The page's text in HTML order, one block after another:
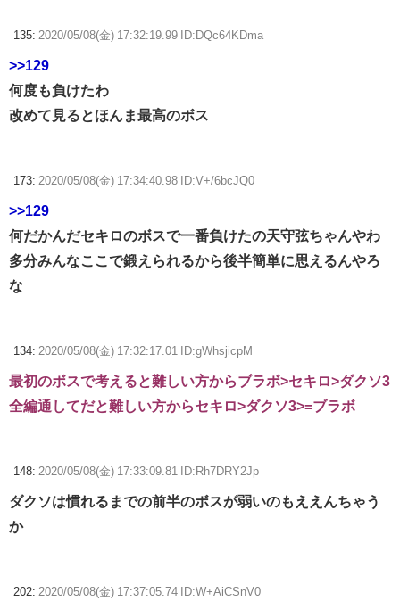
135: 2020/05/08(金) 17:32:19.99 ID:DQc64KDma
>>129
何度も負けたわ
改めて見るとほんま最高のボス
173: 2020/05/08(金) 17:34:40.98 ID:V+/6bcJQ0
>>129
何だかんだセキロのボスで一番負けたの天守弦ちゃんやわ
多分みんなここで鍛えられるから後半簡単に思えるんやろ
な
134: 2020/05/08(金) 17:32:17.01 ID:gWhsjicpM
最初のボスで考えると難しい方からブラボ>セキロ>ダクソ3
全編通してだと難しい方からセキロ>ダクソ3>=ブラボ
148: 2020/05/08(金) 17:33:09.81 ID:Rh7DRY2Jp
ダクソは慣れるまでの前半のボスが弱いのもええんちゃう
か
202: 2020/05/08(金) 17:37:05.74 ID:W+AiCSnV0